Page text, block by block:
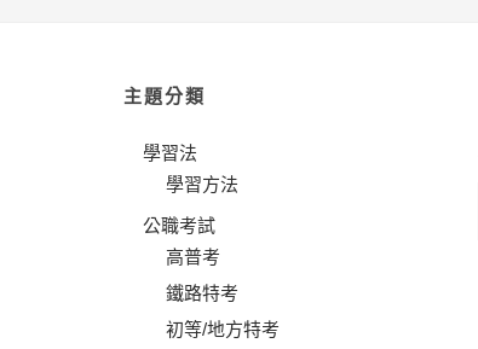
主題分類
學習法
學習方法
公職考試
高普考
鐵路特考
初等/地方特考